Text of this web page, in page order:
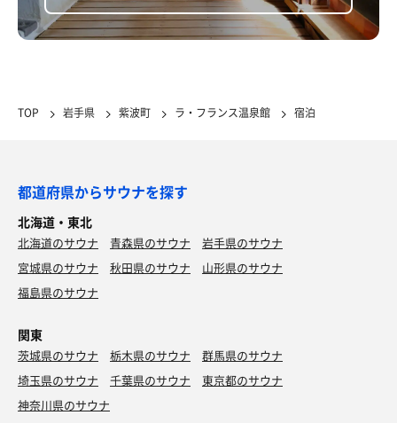
TOP 岩手県 紫波町 ラ・フランス温泉館 宿泊
都道府県からサウナを探す
北海道・東北
北海道のサウナ 青森県のサウナ
岩手県のサウナ
宮城県のサウナ
秋田県のサウナ
山形県のサウナ
福島県のサウナ
関東
茨城県のサウナ 栃木県のサウナ
群馬県のサウナ
埼玉県のサウナ
千葉県のサウナ
東京都のサウナ
神奈川県のサウナ